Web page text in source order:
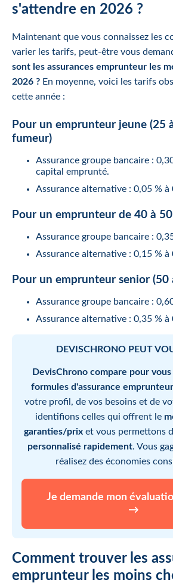
s'attendre en 2026 ?
Maintenant que vous connaissez les
varier les tarifs, peut-être vous
sont les assurances emprunteur les
2026 ? En moyenne, voici les tarifs
cette année :
Pour un emprunteur jeune (25
fumeur)
Assurance groupe bancaire :
capital emprunté.
Assurance alternative : 0,05 % à
Pour un emprunteur de 40 à
Assurance groupe bancaire :
Assurance alternative : 0,15 % à
Pour un emprunteur senior (50
Assurance groupe bancaire :
Assurance alternative : 0,35 % à
DEVISCHRONO PEUT
DevisChrono compare pour
formules d'assurance emprunteur
votre profil, de vos besoins et de
identifions celles qui offrent le
garanties/prix et vous permettons
personnalisé rapidement. Vous
réalisez des économies
Je demande mon
→
Comment trouver les
emprunteur les moins